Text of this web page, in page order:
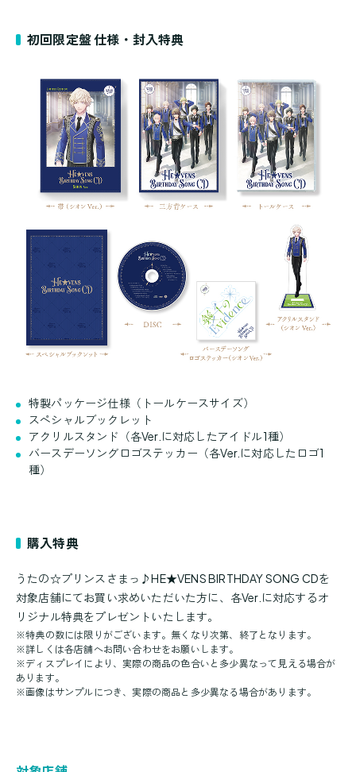
初回限定盤 仕様・封入特典
特製パッケージ仕様（トールケースサイズ）
スペシャルブックレット
アクリルスタンド（各Ver.に対応したアイドル1種）
バースデーソングロゴステッカー（各Ver.に対応したロゴ1
種）
購入特典
うたの☆プリンスさまっ♪HE★VENS BIRTHDAY SONG CDを
対象店舗にてお買い求めいただいた方に、各Ver.に対応するオ
リジナル特典をプレゼントいたします。
※特典の数には限りがございます。無くなり次第、終了となります。
※詳しくは各店舗へお問い合わせをお願いします。
※ディスプレイにより、実際の商品の色合いと多少異なって見える場合が
あります。
※画像はサンプルにつき、実際の商品と多少異なる場合があります。